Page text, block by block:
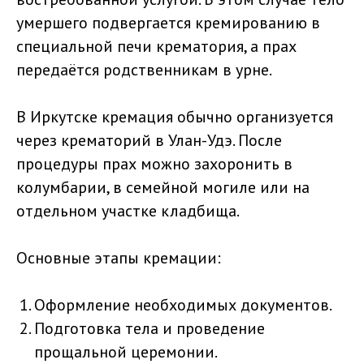
умершего подвергается кремированию в
специальной печи крематория, а прах
передаётся родственникам в урне.
В Иркутске кремация обычно организуется
через крематорий в Улан-Удэ. После
процедуры прах можно захоронить в
колумбарии, в семейной могиле или на
отдельном участке кладбища.
Основные этапы кремации:
Оформление необходимых документов.
Подготовка тела и проведение
прощальной церемонии.